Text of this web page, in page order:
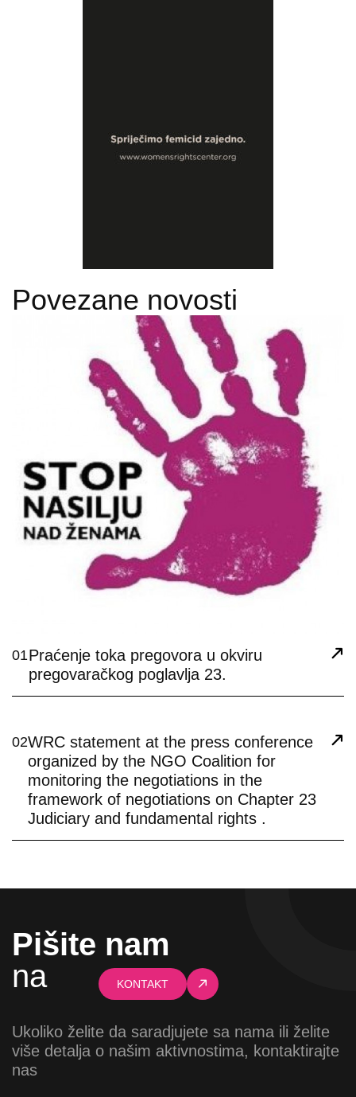
Povezane novosti
01Praćenje toka pregovora u okviru
pregovaračkog poglavlja 23.
02WRC statement at the press conference
organized by the NGO Coalition for
monitoring the negotiations in the
framework of negotiations on Chapter 23
Judiciary and fundamental rights .
Pišite nam
na
KONTAKT
Ukoliko želite da saradjujete sa nama ili želite
više detalja o našim aktivnostima, kontaktirajte
nas